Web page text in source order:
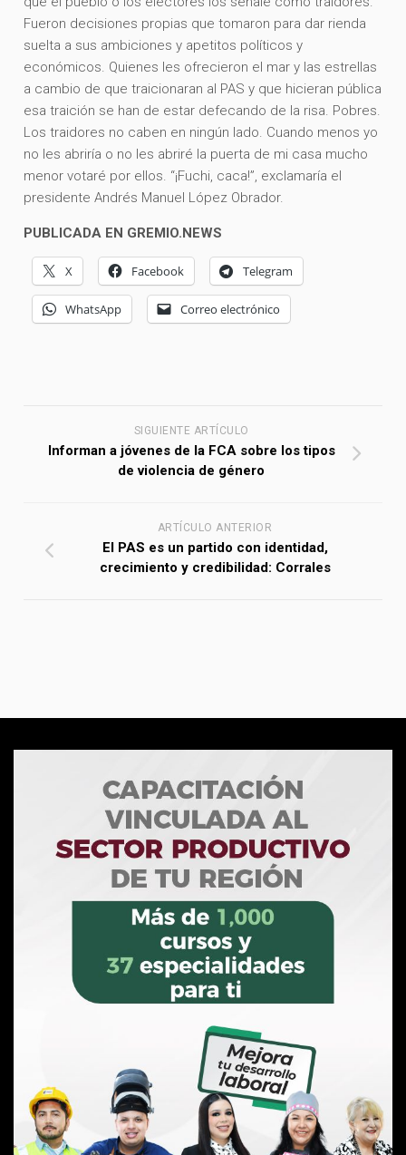
Fueron decisiones propias que tomaron para dar rienda
suelta a sus ambiciones y apetitos políticos y
económicos. Quienes les ofrecieron el mar y las estrellas
a cambio de que traicionaran al PAS y que hicieran pública
esa traición se han de estar defecando de la risa. Pobres.
Los traidores no caben en ningún lado. Cuando menos yo
no les abriría o no les abriré la puerta de mi casa mucho
menor votaré por ellos. “¡Fuchi, caca!”, exclamaría el
presidente Andrés Manuel López Obrador.
PUBLICADA EN GREMIO.NEWS
X Facebook Telegram
WhatsApp Correo electrónico
SIGUIENTE ARTÍCULO
Informan a jóvenes de la FCA sobre los tipos
de violencia de género
ARTÍCULO ANTERIOR
El PAS es un partido con identidad,
crecimiento y credibilidad: Corrales